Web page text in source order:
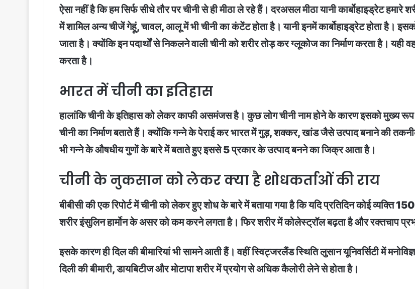
ऐसा नहीं है कि हम सिर्फ सीधे तौर पर चीनी से ही मीठा ले रहे हैं। दरअसल मीठा यानी कार्बोहाइड्रेट
में शामिल अन्य चीजें गेहूं, चावल, आलू में भी चीनी का कंटेंट होता है। यानी इनमें कार्बोहाइड्रेट होता है।
जाता है। क्योंकि इन पदार्थों से निकलने वाली चीनी को शरीर तोड़ कर ग्लूकोज का निर्माण करता है। यही
करता है।
भारत में चीनी का इतिहास
हालांकि चीनी के इतिहास को लेकर काफी असमंजस है। कुछ लोग चीनी नाम होने के कारण इसको मुख्य
चीनी का निर्माण बताते हैं। क्योंकि गन्ने के पेराई कर भारत में गुड़, शक्कर, खांड जैसे उत्पाद बनाने की
भी गन्ने के औषधीय गुणों के बारे में बताते हुए इससे 5 प्रकार के उत्पाद बनने का जिक्र आता है।
चीनी के नुकसान को लेकर क्या है शोधकर्ताओं की राय
बीबीसी की एक रिपोर्ट में चीनी को लेकर हुए शोध के बारे में बताया गया है कि यदि प्रतिदिन कोई व्यक्ति
शरीर इंसुलिन हार्मोन के असर को कम करने लगता है। फिर शरीर में कोलेस्ट्रॉल बढ़ता है और रक्तचाप
इसके कारण ही दिल की बीमारियां भी सामने आती हैं। वहीं स्विट्जरलैंड स्थिति लुसान यूनिवर्सिटी में
दिली की बीमारी, डायबिटीज और मोटापा शरीर में प्रयोग से अधिक कैलोरी लेने से होता है।